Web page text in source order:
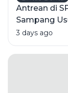
Antrean di
Sampang
Bersubsidi
3 days ago